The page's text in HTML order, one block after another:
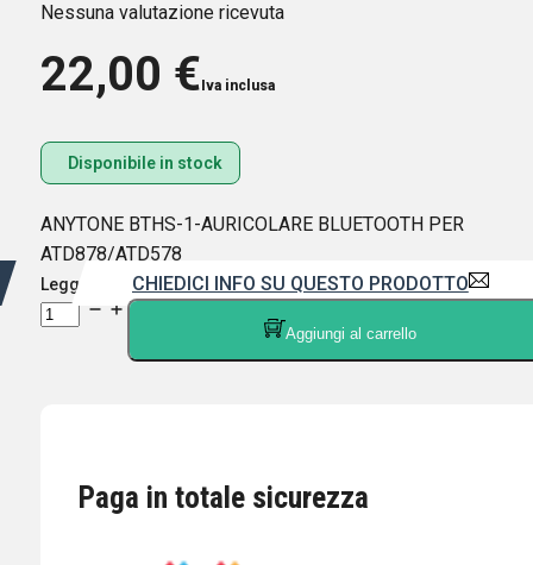
Nessuna valutazione ricevuta
22,00 € Iva inclusa
Disponibile in stock
ANYTONE BTHS-1-AURICOLARE BLUETOOTH PER
ATD878/ATD578
Leggi di più CHIEDICI INFO SU QUESTO PRODOTTO
ANYTONE
ATD878/ATD578
Aggiungi al carrello
Paga in totale sicurezza